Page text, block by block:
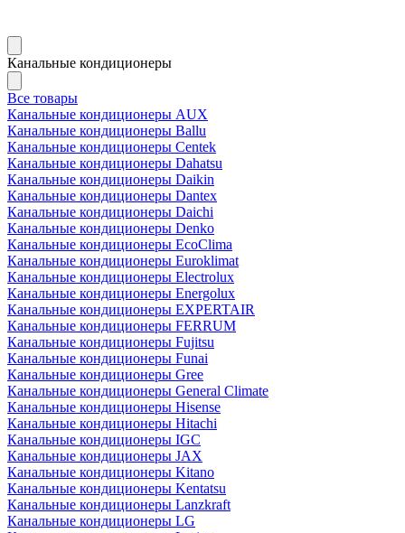
Канальные кондиционеры
Все товары
Канальные кондиционеры AUX
Канальные кондиционеры Ballu
Канальные кондиционеры Centek
Канальные кондиционеры Dahatsu
Канальные кондиционеры Daikin
Канальные кондиционеры Dantex
Канальные кондиционеры Daichi
Канальные кондиционеры Denko
Канальные кондиционеры EcoClima
Канальные кондиционеры Euroklimat
Канальные кондиционеры Electrolux
Канальные кондиционеры Energolux
Канальные кондиционеры EXPERTAIR
Канальные кондиционеры FERRUM
Канальные кондиционеры Fujitsu
Канальные кондиционеры Funai
Канальные кондиционеры Gree
Канальные кондиционеры General Climate
Канальные кондиционеры Hisense
Канальные кондиционеры Hitachi
Канальные кондиционеры IGC
Канальные кондиционеры JAX
Канальные кондиционеры Kitano
Канальные кондиционеры Kentatsu
Канальные кондиционеры Lanzkraft
Канальные кондиционеры LG